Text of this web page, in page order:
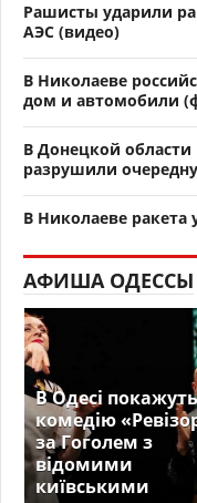
Рашисты ударили
АЭС (видео)
В Николаеве
дом и автомобили
В Донецкой области
разрушили
В Николаеве
АФИША ОДЕССЫ
В Одесі покажуть
комедію
за Гоголем з
відомими
київськими